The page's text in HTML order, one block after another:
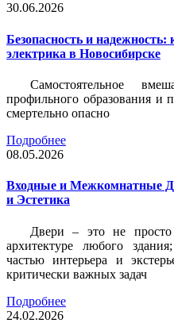
30.06.2026
Безопасность и
электрика в Новосибирске
Самостоятельное
профильного образования и
смертельно опасно
Подробнее
08.05.2026
Входные и Межкомнатные
и Эстетика
Двери – это не
архитектуре любого
частью интерьера и
критически важных задач
Подробнее
24.02.2026